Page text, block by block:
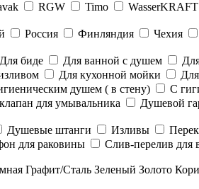
RGW Timo
WasserKRAFT
Россия Финляндия Чехия
Для биде Для ванной с душем
Для кухонной мойки
душем ( в стену) С
для умывальника Душевой
Душевые штанги Изливы
для раковины Слив-перелив для
Графит/Сталь Зеленый Золото